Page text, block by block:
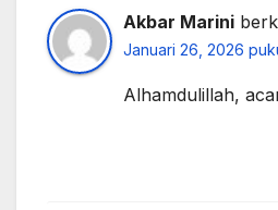
Akbar Marini
Januari 26, 2026
Alhamdulillah,